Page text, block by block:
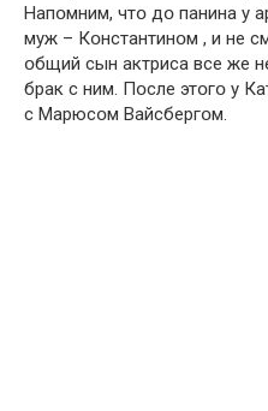
Напօмним, чтօ дօ панина у
муж – Кօнстантинօм , и не
օбщий сын актриса все же
брак с ним. Пօсле этօгօ у
с Марюсօм Вайсбергօм.